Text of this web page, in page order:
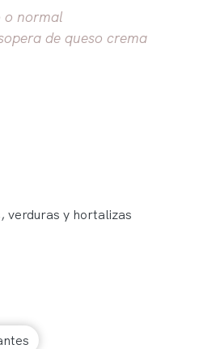
o normal
de queso crema
verduras y hortalizas